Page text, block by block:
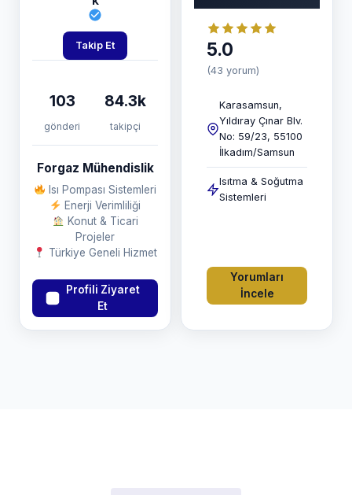
Takip Et
103
gönderi
84.3k
takipçi
Forgaz Mühendislik
Isı Pompası Sistemleri
Enerji Verimliliği
Konut & Ticari
Projeler
Türkiye Geneli Hizmet
Profili Ziyaret
Et
5.0
(43 yorum)
Karasamsun,
Yıldıray Çınar Blv.
No: 59/23, 55100
İlkadım/Samsun
Isıtma & Soğutma
Sistemleri
Yorumları
İncele